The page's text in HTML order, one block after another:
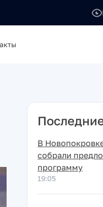
В
собрали
программу
19:05